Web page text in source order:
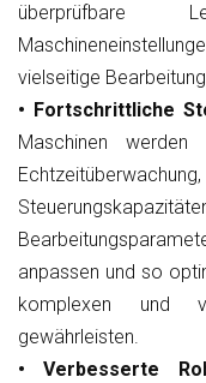
überprüfbare
vielseitige
• Fortschrittliche
Maschinen
anpassen und so
komplexen und
gewährleisten.
• Verbesserte